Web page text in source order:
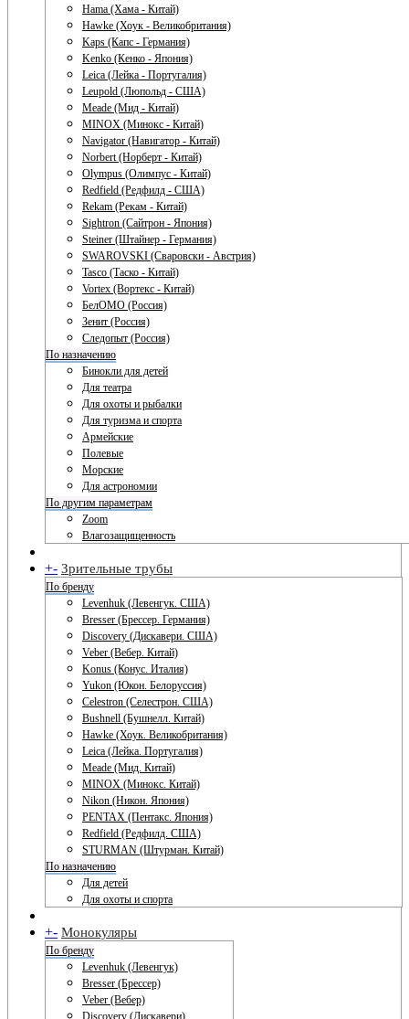
Hama (Хама - Китай)
Hawke (Хоук - Великобритания)
Kaps (Капс - Германия)
Kenko (Кенко - Япония)
Leica (Лейка - Португалия)
Leupold (Люпольд - США)
Meade (Мид - Китай)
MINOX (Минокс - Китай)
Navigator (Навигатор - Китай)
Norbert (Норберт - Китай)
Olympus (Олимпус - Китай)
Redfield (Редфилд - США)
Rekam (Рекам - Китай)
Sightron (Сайтрон - Япония)
Steiner (Штайнер - Германия)
SWAROVSKI (Сваровски - Австрия)
Tasco (Таско - Китай)
Vortex (Вортекс - Китай)
БелОМО (Россия)
Зенит (Россия)
Следопыт (Россия)
По назначению
Бинокли для детей
Для театра
Для охоты и рыбалки
Для туризма и спорта
Армейские
Полевые
Морские
Для астрономии
По другим параметрам
Zoom
Влагозащищенность
+- Зрительные трубы
По бренду
Levenhuk (Левенгук. США)
Bresser (Брессер. Германия)
Discovery (Дискавери. США)
Veber (Вебер. Китай)
Konus (Конус. Италия)
Yukon (Юкон. Белоруссия)
Celestron (Селестрон. США)
Bushnell (Бушнелл. Китай)
Hawke (Хоук. Великобритания)
Leica (Лейка. Португалия)
Meade (Мид. Китай)
MINOX (Минокс. Китай)
Nikon (Никон. Япония)
PENTAX (Пентакс. Япония)
Redfield (Редфилд. США)
STURMAN (Штурман. Китай)
По назначению
Для детей
Для охоты и спорта
+- Монокуляры
По бренду
Levenhuk (Левенгук)
Bresser (Брессер)
Veber (Вебер)
Discovery (Дискавери)